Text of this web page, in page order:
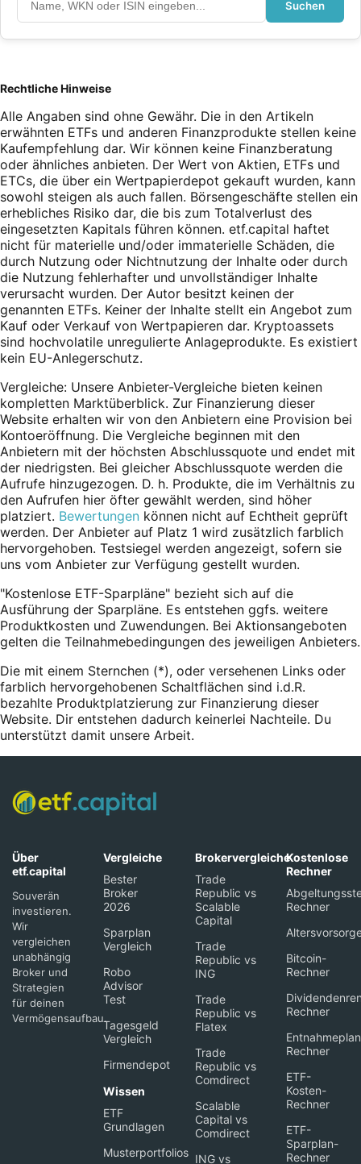
Suchen
Rechtliche Hinweise
Alle Angaben sind ohne Gewähr. Die in den Artikeln
erwähnten ETFs und anderen Finanzprodukte stellen keine
Kaufempfehlung dar. Wir können keine Finanzberatung
oder ähnliches anbieten. Der Wert von Aktien, ETFs und
ETCs, die über ein Wertpapierdepot gekauft wurden, kann
sowohl steigen als auch fallen. Börsengeschäfte stellen ein
erhebliches Risiko dar, die bis zum Totalverlust des
eingesetzten Kapitals führen können. etf.capital haftet
nicht für materielle und/oder immaterielle Schäden, die
durch Nutzung oder Nichtnutzung der Inhalte oder durch
die Nutzung fehlerhafter und unvollständiger Inhalte
verursacht wurden. Der Autor besitzt keinen der
genannten ETFs. Keiner der Inhalte stellt ein Angebot zum
Kauf oder Verkauf von Wertpapieren dar. Kryptoassets
sind hochvolatile unregulierte Anlageprodukte. Es existiert
kein EU-Anlegerschutz.
Vergleiche: Unsere Anbieter-Vergleiche bieten keinen
kompletten Marktüberblick. Zur Finanzierung dieser
Website erhalten wir von den Anbietern eine Provision bei
Kontoeröffnung. Die Vergleiche beginnen mit den
Anbietern mit der höchsten Abschlussquote und endet mit
der niedrigsten. Bei gleicher Abschlussquote werden die
Aufrufe hinzugezogen. D. h. Produkte, die im Verhältnis zu
den Aufrufen hier öfter gewählt werden, sind höher
platziert. Bewertungen können nicht auf Echtheit geprüft
werden. Der Anbieter auf Platz 1 wird zusätzlich farblich
hervorgehoben. Testsiegel werden angezeigt, sofern sie
uns vom Anbieter zur Verfügung gestellt wurden.
"Kostenlose ETF-Sparpläne" bezieht sich auf die
Ausführung der Sparpläne. Es entstehen ggfs. weitere
Produktkosten und Zuwendungen. Bei Aktionsangeboten
gelten die Teilnahmebedingungen des jeweiligen Anbieters.
Die mit einem Sternchen (*), oder versehenen Links oder
farblich hervorgehobenen Schaltflächen sind i.d.R.
bezahlte Produktplatzierung zur Finanzierung dieser
Website. Dir entstehen dadurch keinerlei Nachteile. Du
unterstützt damit unsere Arbeit.
Über
etf.capital
Souverän
investieren.
Wir
vergleichen
unabhängig
Broker und
Strategien
für deinen
Vermögensaufbau.
Vergleiche
Bester
Broker
2026
Sparplan
Vergleich
Robo
Advisor
Test
Tagesgeld
Vergleich
Firmendepot
Wissen
ETF
Grundlagen
Musterportfolios
Brokervergleiche
Trade
Republic vs
Scalable
Capital
Trade
Republic vs
ING
Trade
Republic vs
Flatex
Trade
Republic vs
Comdirect
Scalable
Capital vs
Comdirect
ING vs
Kostenlose
Rechner
Rechner
Bitcoin-
Rechner
Rechner
Rechner
ETF-
Kosten-
Rechner
ETF-
Sparplan-
Rechner